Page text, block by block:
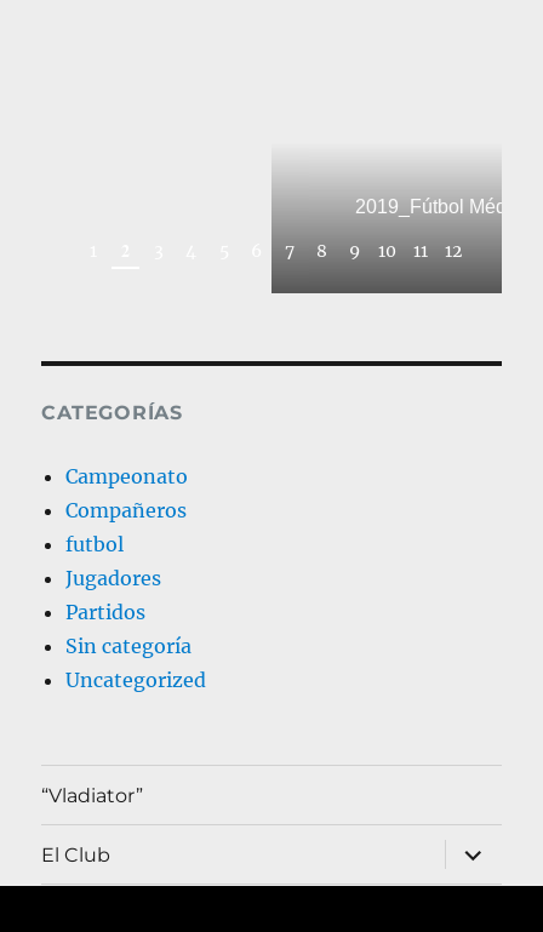
2019_Fútbol
7 8 9 10 11 12
CATEGORÍAS
Campeonato
Compañeros
futbol
Jugadores
Partidos
Sin categoría
Uncategorized
“Vladiator”
El Club
expande
el
menú